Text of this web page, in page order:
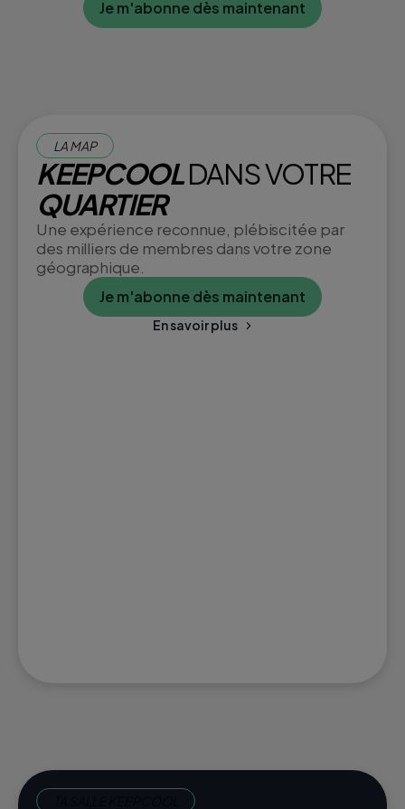
Je m'abonne dès maintenant
LA MAP
KEEPCOOLDANS VOTRE
QUARTIER
Une expérience reconnue, plébiscitée par
des milliers de membres dans votre zone
géographique.
Je m'abonne dès maintenant
En savoir plus